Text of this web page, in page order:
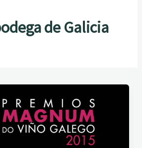
de Galicia